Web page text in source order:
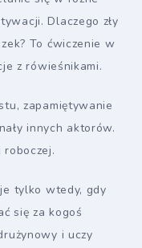
Dlaczego zły
To ćwiczenie w
z rówieśnikami.
zapamiętywanie
innych aktorów.
tylko wtedy, gdy
się za kogoś
i uczy